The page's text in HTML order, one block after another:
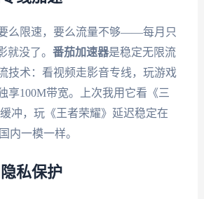
么限速，要么流量不够——每月只
就没了。 番茄加速器是稳定无限流
技术：看视频走影音专线，玩游戏
享100M带宽。上次我用它看《三
冲，玩《王者荣耀》延迟稳定在
内一模一样。
私保护